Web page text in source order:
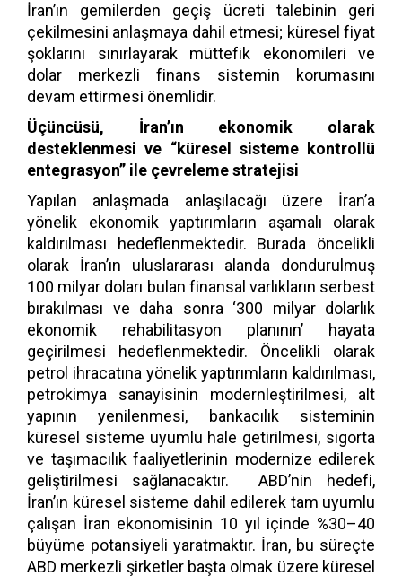
İran’ın gemilerden geçiş ücreti talebinin geri
çekilmesini anlaşmaya dahil etmesi; küresel fiyat
şoklarını sınırlayarak müttefik ekonomileri ve
dolar merkezli finans sistemin korumasını
devam ettirmesi önemlidir.
Üçüncüsü, İran’ın ekonomik olarak
desteklenmesi ve “küresel sisteme kontrollü
entegrasyon” ile çevreleme stratejisi
Yapılan anlaşmada anlaşılacağı üzere İran’a
yönelik ekonomik yaptırımların aşamalı olarak
kaldırılması hedeflenmektedir. Burada öncelikli
olarak İran’ın uluslararası alanda dondurulmuş
100 milyar doları bulan finansal varlıkların serbest
bırakılması ve daha sonra ‘300 milyar dolarlık
ekonomik rehabilitasyon planının’ hayata
geçirilmesi hedeflenmektedir. Öncelikli olarak
petrol ihracatına yönelik yaptırımların kaldırılması,
petrokimya sanayisinin modernleştirilmesi, alt
yapının yenilenmesi, bankacılık sisteminin
küresel sisteme uyumlu hale getirilmesi, sigorta
ve taşımacılık faaliyetlerinin modernize edilerek
geliştirilmesi sağlanacaktır. ABD’nin hedefi,
İran’ın küresel sisteme dahil edilerek tam uyumlu
çalışan İran ekonomisinin 10 yıl içinde %30–40
büyüme potansiyeli yaratmaktır. İran, bu süreçte
ABD merkezli şirketler başta olmak üzere küresel